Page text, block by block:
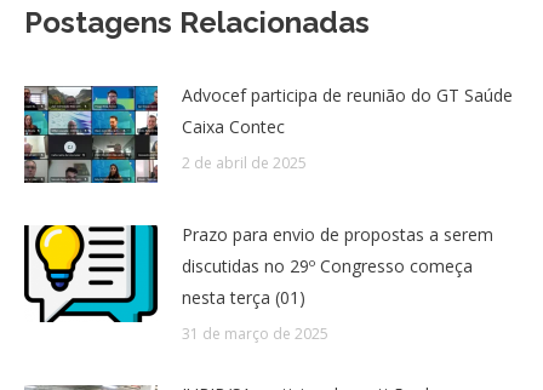
Postagens Relacionadas
Advocef participa de reunião do GT Saúde
Caixa Contec
2 de abril de 2025
Prazo para envio de propostas a serem
discutidas no 29º Congresso começa
nesta terça (01)
31 de março de 2025